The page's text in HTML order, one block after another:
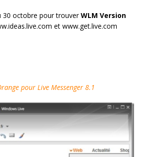
30 octobre pour trouverWLM Version
et www.get.live.com
pour Live Messenger 8.1